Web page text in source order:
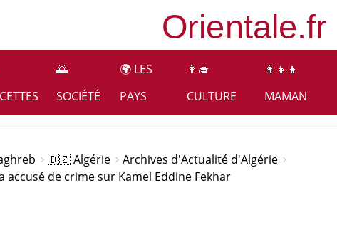
🌅
SOCIÉTÉ
🌍 LES
PAYS
👩‍🎓
CULTURE
👩‍👧‍👦
MAMAN
🇩🇿 Algérie
Archives d'Actualité d'Algérie
accusé de crime sur Kamel Eddine Fekhar